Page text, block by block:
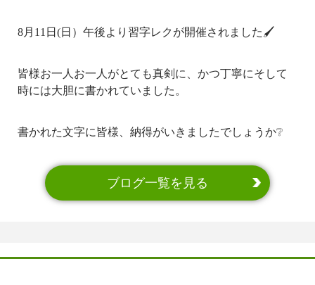
8月11日(日）午後より習字レクが開催されました🖌
皆様お一人お一人がとても真剣に、かつ丁寧にそして
時には大胆に書かれていました。
書かれた文字に皆様、納得がいきましたでしょうか❔
ブログ一覧を見る